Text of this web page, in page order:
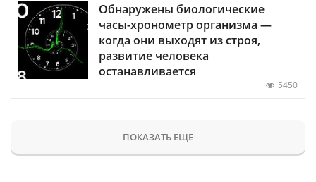
Обнаружены биологические
часы-хронометр организма —
когда они выходят из строя,
развитие человека
останавливается
5450
ПОКАЗАТЬ ЕЩЕ